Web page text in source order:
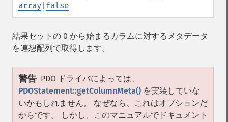
array false
結果セットの 0 から始まるカラムに対するメタデータ
を連想配列で取得します。
警告 PDO ドライバによっては、
PDOStatement::getColumnMeta() を実装していな
いかもしれません。 なぜなら、これはオプションだ
からです。 しかし、このマニュアルでドキュメント